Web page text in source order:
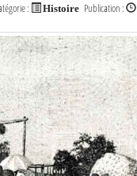
: Histoire Publication :